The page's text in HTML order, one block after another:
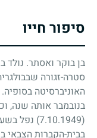
סיפור חייו
בן בוקר ואסתר. נולד
סטרה-זגורה
האוניברסיטה
בנובמבר אותה שנה,
(7.10.1949)
נפל
בבית-הקברות הצבאי